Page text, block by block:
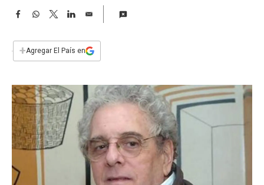
F
e
b
k
W
s
p
T
w
t
L
n
E
i
l
+Agregar El País en